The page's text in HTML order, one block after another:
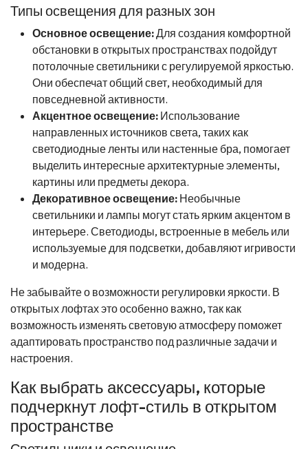
Типы освещения для разных зон
Основное освещение:Для создания комфортной
обстановки в открытых пространствах подойдут
потолочные светильники с регулируемой яркостью.
Они обеспечат общий свет, необходимый для
повседневной активности.
Акцентное освещение: Использование
направленных источников света, таких как
светодиодные ленты или настенные бра, помогает
выделить интересные архитектурные элементы,
картины или предметы декора.
Декоративное освещение: Необычные
светильники и лампы могут стать ярким акцентом в
интерьере. Светодиоды, встроенные в мебель или
используемые для подсветки, добавляют игривости
и модерна.
Не забывайте о возможности регулировки яркости. В
открытых лофтах это особенно важно, так как
возможность изменять световую атмосферу поможет
адаптировать пространство под различные задачи и
настроения.
Как выбрать аксессуары, которые
подчеркнут лофт-стиль в открытом
пространстве